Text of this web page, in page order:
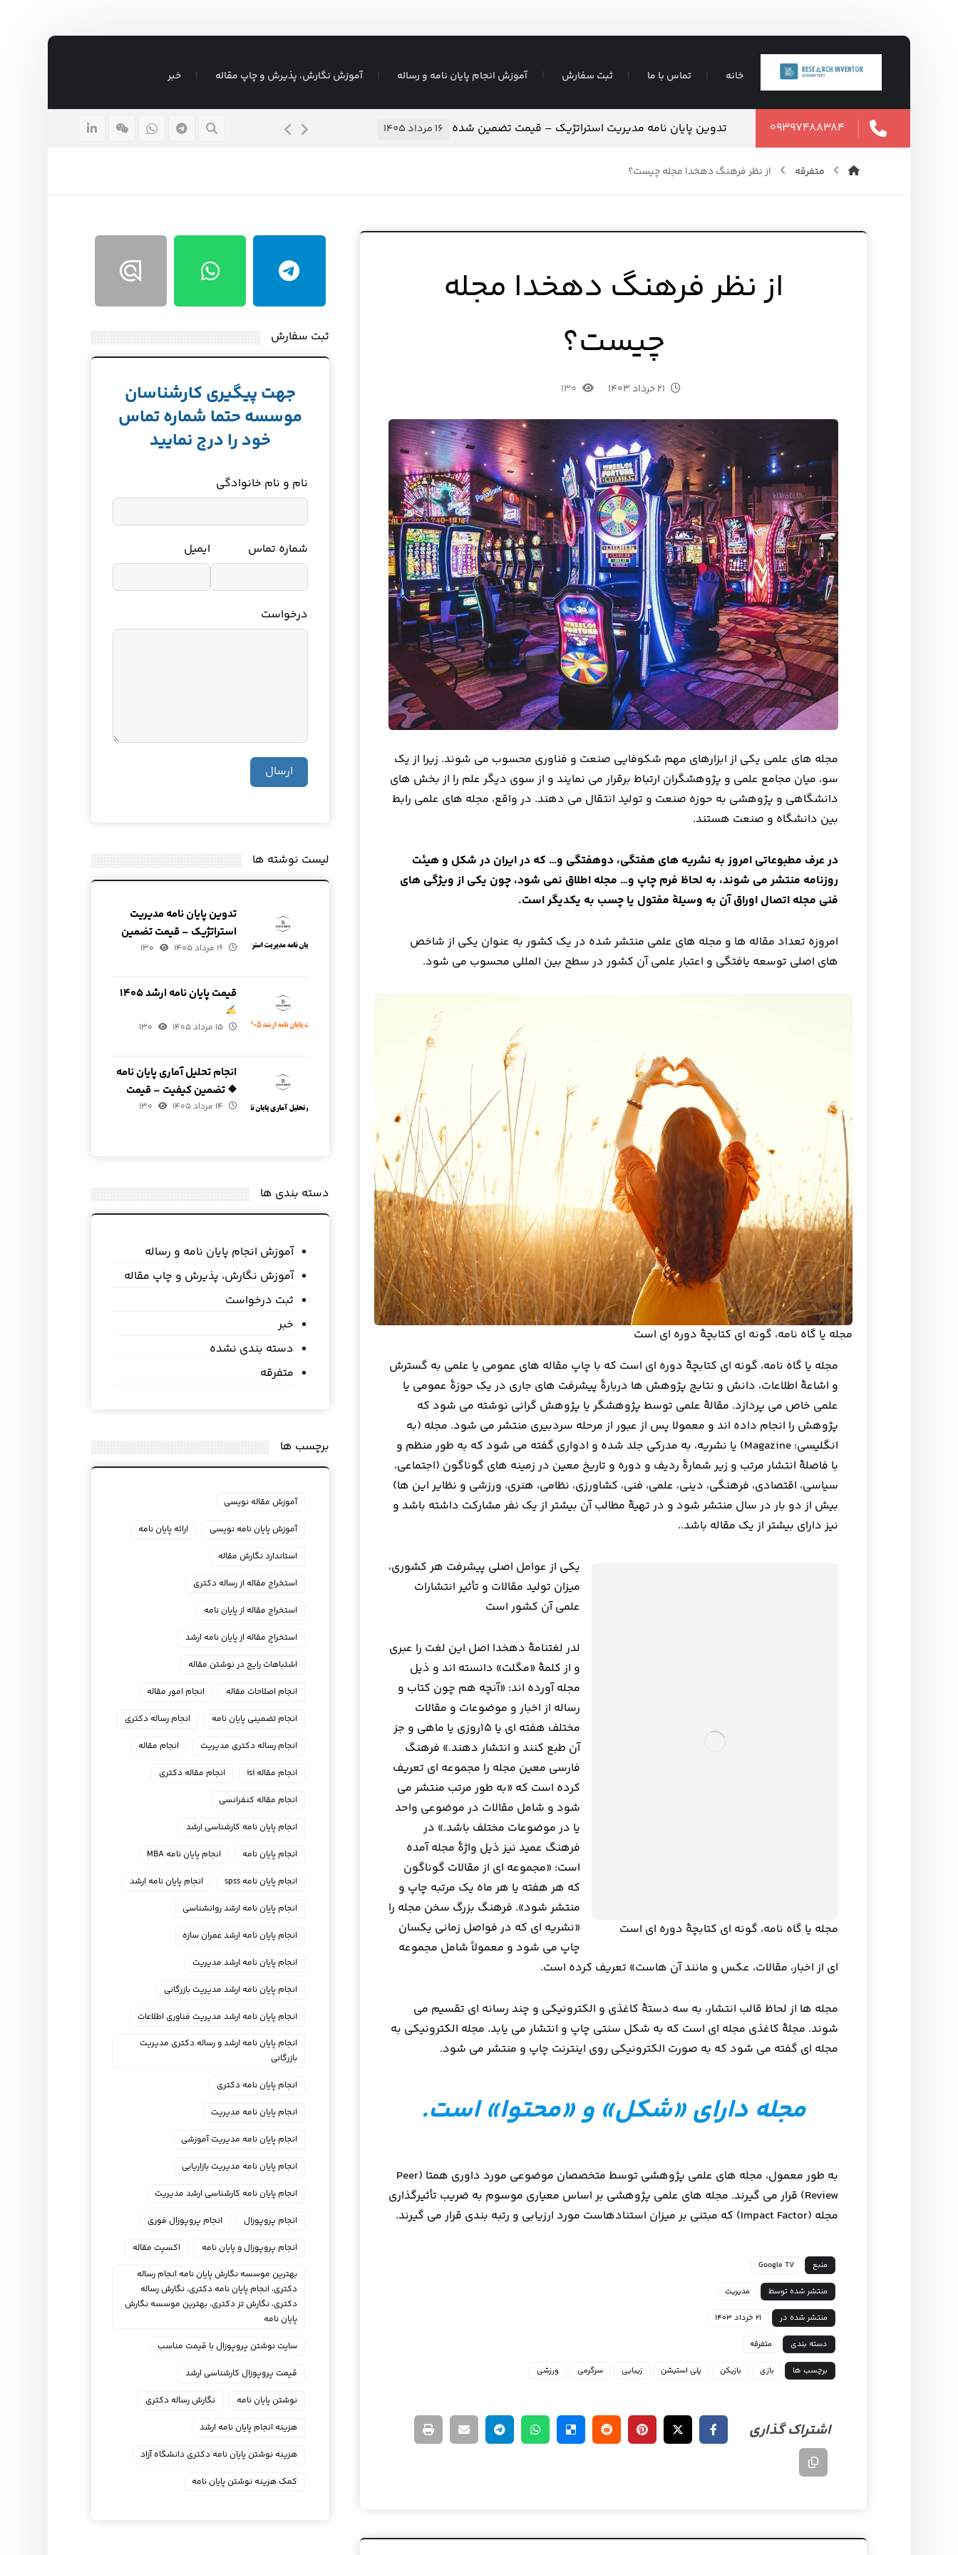
خانه تماس با ما ثبت سفارش آموزش انجام پایان نامه و رساله آموزش نگارش، پذیرش و چاپ مقاله خبر
۰۹۳۹۷۴۸۸۳۸۴ تدوین پایان نامه مدیریت استراتژیک – قیمت تضمین شده قیمت پایان نامه ارشد ۱۴۰۵ ۱۵ مرداد ۱۴۰۵ – قیمت مناسب ۱۴ مرداد ۱۴۰۵
متفرقه از نظر فرهنگ دهخدا مجله چیست؟
از نظر فرهنگ دهخدا مجله
چیست؟
۲۱ خرداد ۱۴۰۳ ۱۳۰
مجله های علمی یکی از ابزارهای مهم شکوفایی صنعت و فناوری محسوب می شوند. زیرا از یک
سو، میان مجامع علمی و پژوهشگران ارتباط برقرار می نمایند و از سوی دیگر علم را از بخش های
دانشگاهی و پژوهشی به حوزه صنعت و تولید انتقال می دهند. در واقع، مجله های علمی رابط
بین دانشگاه و صنعت هستند.
در عرف مطبوعاتی امروز به نشریه های هفتگی، دوهفتگی و… که در ایران در شکل و هیئت
روزنامه منتشر می شوند، به لحاظ فرم چاپ و… مجله اطلاق نمی شود، چون یکی از ویژگی های
فنی مجله اتصال اوراق آن به وسیلهٔ مفتول یا چسب به یکدیگر است.
امروزه تعداد مقاله ها و مجله های علمی منتشر شده در یک کشور به عنوان یکی از شاخص
های اصلی توسعه یافتگی و اعتبار علمی آن کشور در سطح بین المللی محسوب می شود.
مجله یا گاه نامه، گونه ای کتابچهٔ دوره ای است
مجله یا گاه نامه، گونه ای کتابچهٔ دوره ای است که با چاپ مقاله های عمومی یا علمی به گسترش
و اشاعهٔ اطلاعات، دانش و نتایج پژوهش ها دربارهٔ پیشرفت های جاری در یک حوزهٔ عمومی یا
علمی خاص می پردازد. مقالهٔ علمی توسط پژوهشگر یا پژوهش گرانی نوشته می شود که
پژوهش را انجام داده اند و معمولا پس از عبور از مرحله سردبیری منتشر می شود. مجله (به
انگلیسی: Magazine) یا نشریه، به مدرکی جلد شده و ادواری گفته می شود که به طور منظم و
با فاصلهٔ انتشار مرتب و زیر شمارهٔ ردیف و دوره و تاریخ معین در زمینه های گوناگون (اجتماعی،
سیاسی، اقتصادی، فرهنگی، دینی، علمی، فنی، کشاورزی، نظامی، هنری، ورزشی و نظایر این ها)
بیش از دو بار در سال منتشر شود و در تهیهٔ مطالب آن بیشتر از یک نفر مشارکت داشته باشد و
نیز دارای بیشتر از یک مقاله باشد..
مجله یا گاه نامه، گونه ای کتابچهٔ دوره ای است
یکی از عوامل اصلی پیشرفت هر کشوری،
میزان تولید مقالات و تأثیر انتشارات
علمی آن کشور است
لدر لغتنامهٔ دهخدا اصل این لغت را عبری
و از کلمهٔ «مگلت» دانسته اند و ذیل
مجله آورده اند: «آنچه هم چون کتاب و
رساله از اخبار و موضوعات و مقالات
مختلف هفته ای یا ۱۵روزی یا ماهی و جز
آن طبع کنند و انتشار دهند.» فرهنگ
فارسی معین مجله را مجموعه ای تعریف
کرده است که «به طور مرتب منتشر می
شود و شامل مقالات در موضوعی واحد
یا در موضوعات مختلف باشد.» در
فرهنگ عمید نیز ذیل واژهٔ مجله آمده
است: «مجموعه ای از مقالات گوناگون
که هر هفته یا هر ماه یک مرتبه چاپ و
منتشر شود». فرهنگ بزرگ سخن مجله را
«نشریه ای که در فواصل زمانی یکسان
چاپ می شود و معمولاً شامل مجموعه
ای از اخبار، مقالات، عکس و مانند آن هاست» تعریف کرده است.
مجله ها از لحاظ قالب انتشار، به سه دستهٔ کاغذی و الکترونیکی و چند رسانه ای تقسیم می
شوند. مجلهٔ کاغذی مجله ای است که به شکل سنتی چاپ و انتشار می یابد. مجله الکترونیکی به
مجله ای گفته می شود که به صورت الکترونیکی روی اینترنت چاپ و منتشر می شود.
مجله دارای «شکل» و «محتوا» است.
به طور معمول، مجله های علمی پژوهشی توسط متخصصان موضوعی مورد داوری همتا (Peer
Review) قرار می گیرند. مجله های علمی پژوهشی بر اساس معیاری موسوم به ضریب تأثیرگذاری
مجله (Impact Factor) که مبتنی بر میزان استنادهاست مورد ارزیابی و رتبه بندی قرار می گیرند.
منبع Google TV
منتشر شده توسط مدیریت
منتشر شده در ۲۱ خرداد ۱۴۰۳
دسته بندی متفرقه
برچسب ها بازی بازیکن پلی استیشن زیبایی سرگرمی ورزشی
ثبت سفارش
جهت پیگیری کارشناسان
موسسه حتما شماره تماس
خود را درج نمایید
نام و نام خانوادگی
شماره تماس ایمیل
درخواست
ارسال
لیست نوشته ها
تدوین پایان نامه مدیریت
استراتژیک – قیمت تضمین
شده
۱۶ مرداد ۱۴۰۵ ۱۳۰
قیمت پایان نامه ارشد ۱۴۰۵
۱۵ مرداد ۱۴۰۵ ۱۳۰
انجام تحلیل آماری پایان نامه
❖ تضمین کیفیت – قیمت
مناسب
۱۴ مرداد ۱۴۰۵ ۱۳۰
دسته بندی ها
آموزش انجام پایان نامه و رساله
آموزش نگارش، پذیرش و چاپ مقاله
ثبت درخواست
خبر
دسته بندی نشده
متفرقه
برچسب ها
آموزش مقاله نویسی
آموزش پایان نامه نویسی
ارائه پایان نامه
استاندارد نگارش مقاله
استخراج مقاله از رساله دکتری
استخراج مقاله از پایان نامه
استخراج مقاله از پایان نامه ارشد
اشتباهات رایج در نوشتن مقاله
انجام اصلاحات مقاله
انجام امور مقاله
انجام تضمینی پایان نامه
انجام رساله دکتری
انجام رساله دکتری مدیریت
انجام مقاله
انجام مقاله isi
انجام مقاله دکتری
انجام مقاله کنفرانسی
انجام پايان نامه كارشناسي ارشد
انجام پایان نامه
انجام پایان نامه MBA
انجام پایان نامه spss
انجام پایان نامه ارشد
انجام پایان نامه ارشد روانشناسی
انجام پایان نامه ارشد عمران سازه
انجام پایان نامه ارشد مدیریت
انجام پایان نامه ارشد مدیریت بازرگانی
انجام پایان نامه ارشد مدیریت فناوری اطلاعات
انجام پایان نامه ارشد و رساله دکتری مدیریت
بازرگانی
انجام پایان نامه دکتری
انجام پایان نامه مدیریت
انجام پایان نامه مدیریت آموزشی
انجام پایان نامه مدیریت بازاریابی
انجام پایان نامه کارشناسی ارشد مدیریت
انجام پروپوزال
انجام پروپوزال فوری
انجام پروپوزال و پایان نامه
اکسپت مقاله
بهترین موسسه نگارش پایان نامه انجام رساله
دکتری، انجام پایان نامه دکتری، نگارش رساله
دکتری، نگارش تز دکتری، بهترین موسسه نگارش
پایان نامه
سایت نوشتن پروپوزال با قیمت مناسب
قیمت پروپوزال کارشناسی ارشد
نوشتن پایان نامه
نگارش رساله دکتری
هزینه انجام پایان نامه ارشد
هزینه نوشتن پایان نامه دکتری دانشگاه آزاد
کمک هزینه نوشتن پایان نامه